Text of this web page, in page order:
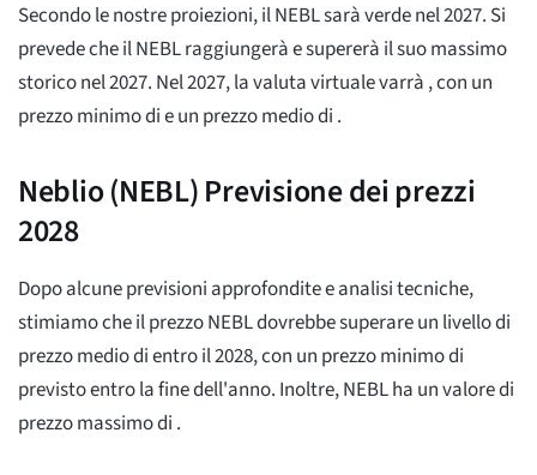
Secondo le nostre proiezioni, il NEBL sarà verde nel 2027. Si
prevede che il NEBL raggiungerà e supererà il suo massimo
storico nel 2027. Nel 2027, la valuta virtuale varrà , con un
prezzo minimo die un prezzo medio di .
Neblio (NEBL) Previsione dei prezzi
2028
Dopo alcune previsioni approfondite e analisi tecniche,
stimiamo che il prezzo NEBL dovrebbe superare un livello di
prezzo medio dientro il 2028, con un prezzo minimo di
previsto entro la fine dell'anno. Inoltre, NEBL ha un valore di
prezzo massimo di .